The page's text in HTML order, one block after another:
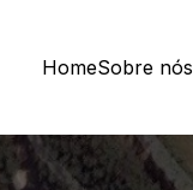
HomeSobre nós